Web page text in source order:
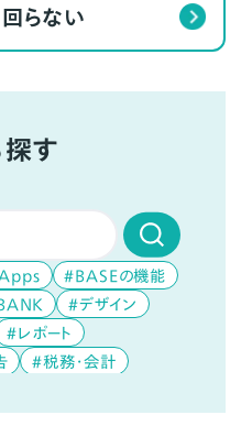
らない
探す
#BASEの機能
#デザイン
#レポート
#税務・会計